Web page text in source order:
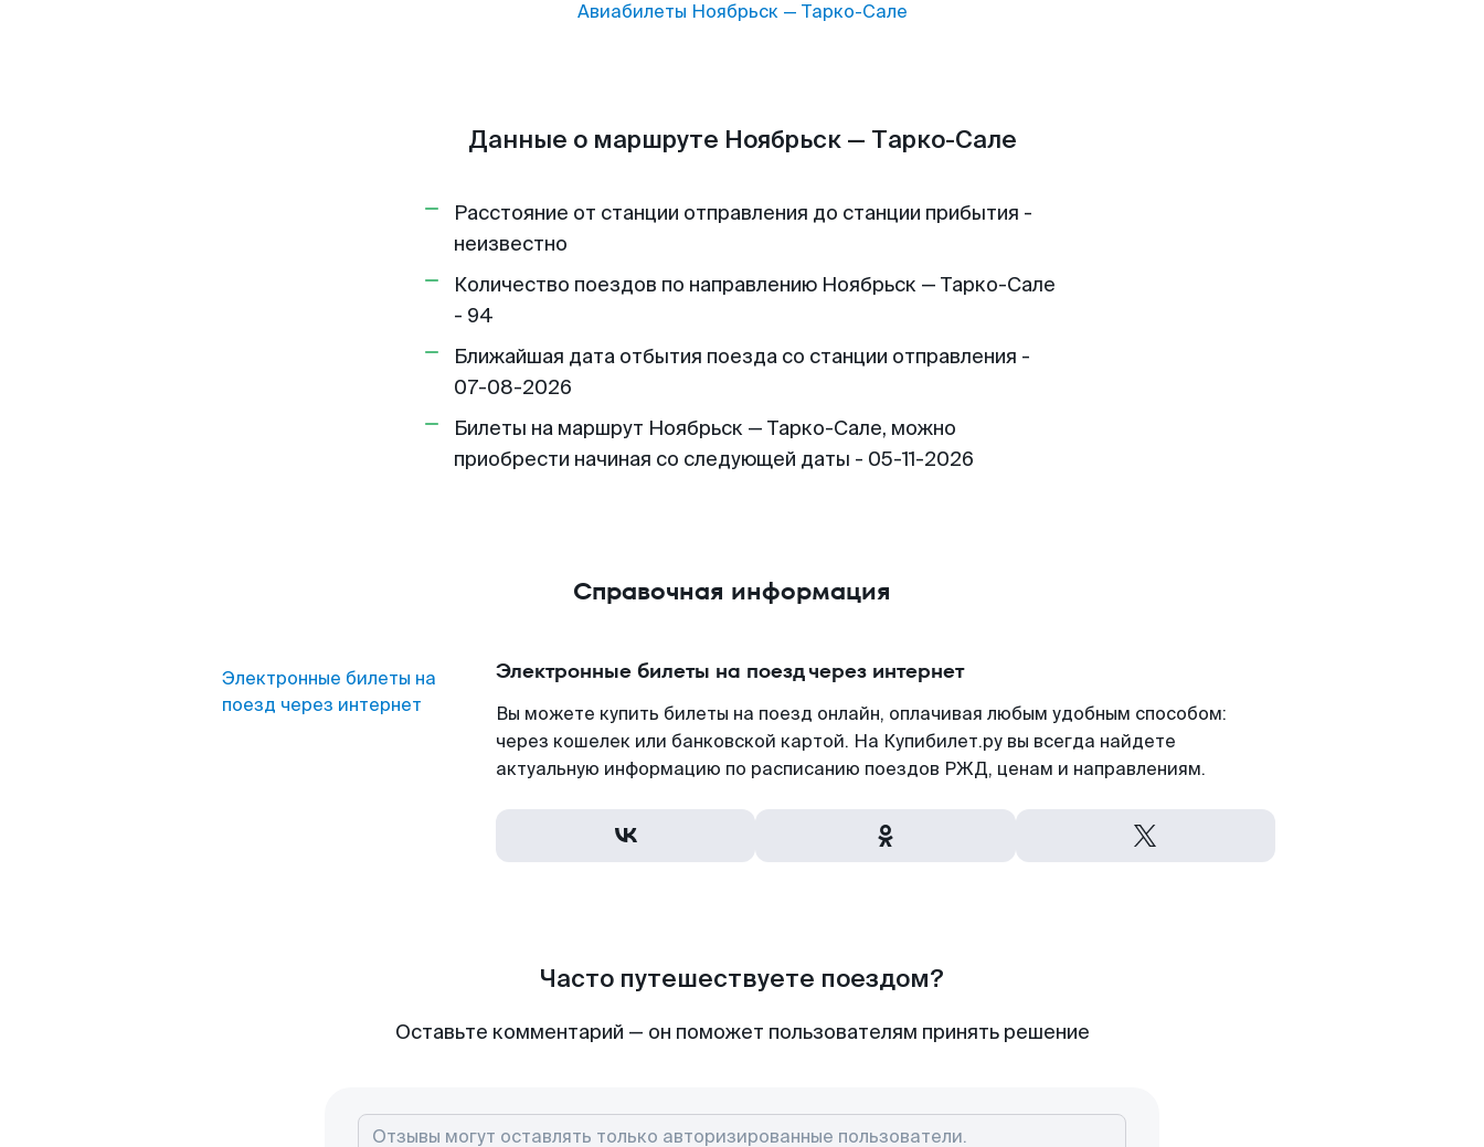
Авиабилеты Ноябрьск— Тарко-Сале
Данные о маршруте Ноябрьск — Тарко-Сале
Расстояние от станции отправления до станции прибытия -
неизвестно
Количество поездов по направлению Ноябрьск — Тарко-Сале
- 94
Ближайшая дата отбытия поезда со станции отправления -
07-08-2026
Билеты на маршрут Ноябрьск — Тарко-Сале, можно
приобрести начиная со следующей даты - 05-11-2026
Справочная информация
Электронные билеты на
поезд через интернет
Электронные билеты на поезд через интернет
Вы можете купить билеты на поезд онлайн, оплачивая любым удобным способом:
через кошелек или банковской картой. На Купибилет.ру вы всегда найдете
актуальную информацию по расписанию поездов РЖД, ценам и направлениям.
Часто путешествуете поездом?
Оставьте комментарий — он поможет пользователям принять решение